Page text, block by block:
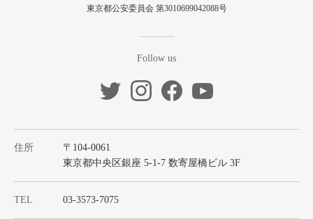
東京都公安委員会 第3010699042088号
Follow us
住所
〒104-0061
東京都中央区銀座 5-1-7 数寄屋橋ビル 3F
TEL 03-3573-7075